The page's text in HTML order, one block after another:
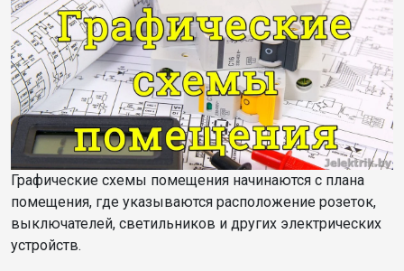
Графические схемы помещения начинаются с плана
помещения, где указываются расположение розеток,
выключателей, светильников и других электрических
устройств.